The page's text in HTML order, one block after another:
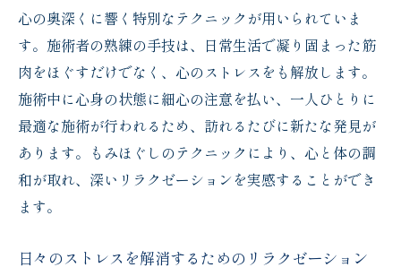
感情のバランスを整える施術
ストレスフリーな生活への第一歩
北海道旭川市で味わう特別なもみほぐしのひと
とき
地域に根ざした温かみのあるサービス
プロの技術で心身をリセット
体験
心の奥深くに響く特別なテクニックが用いられていま
す。施術者の熟練の手技は、日常生活で凝り固まった筋
肉をほぐすだけでなく、心のストレスをも解放します。
施術中に心身の状態に細心の注意を払い、一人ひとりに
最適な施術が行われるため、訪れるたびに新たな発見が
あります。もみほぐしのテクニックにより、心と体の調
和が取れ、深いリラクゼーションを実感することができ
ます。
日々のストレスを解消するためのリラクゼーション